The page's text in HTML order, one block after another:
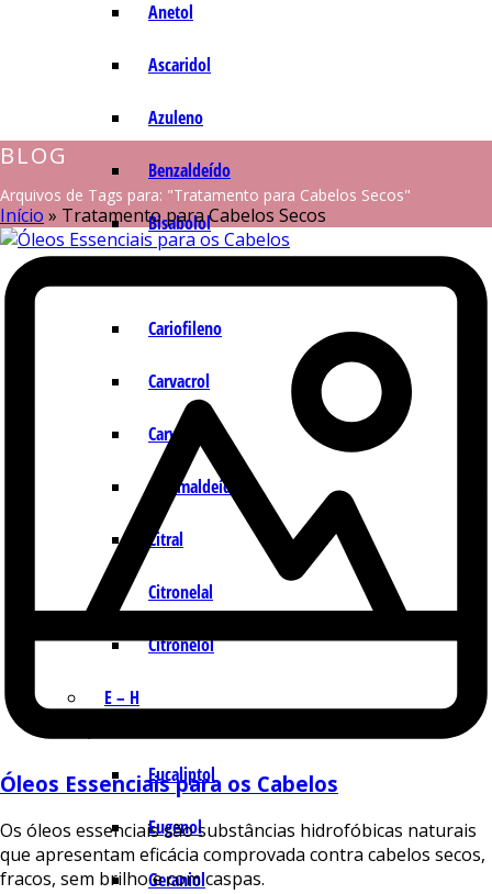
Anetol
Ascaridol
Azuleno
Benzaldeído
Bisabolol
Cariofileno
Carvacrol
Carvona
Cinamaldeído
Citral
Citronelal
Citronelol
E – H
Eucaliptol
Eugenol
Geraniol
BLOG
Arquivos de Tags para: "Tratamento para Cabelos Secos"
Início » Tratamento para Cabelos Secos
Óleos Essenciais para os Cabelos
Os óleos essenciais são substâncias hidrofóbicas naturais
que apresentam eficácia comprovada contra cabelos secos,
fracos, sem brilho e com caspas.